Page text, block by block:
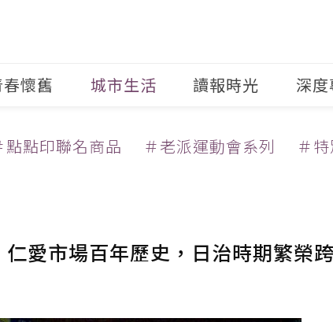
懷舊 城市生活 讀報時光 深
點點印聯名商品 ＃老派運動會系列 ＃
愛市場百年歷史，日治時期繁榮